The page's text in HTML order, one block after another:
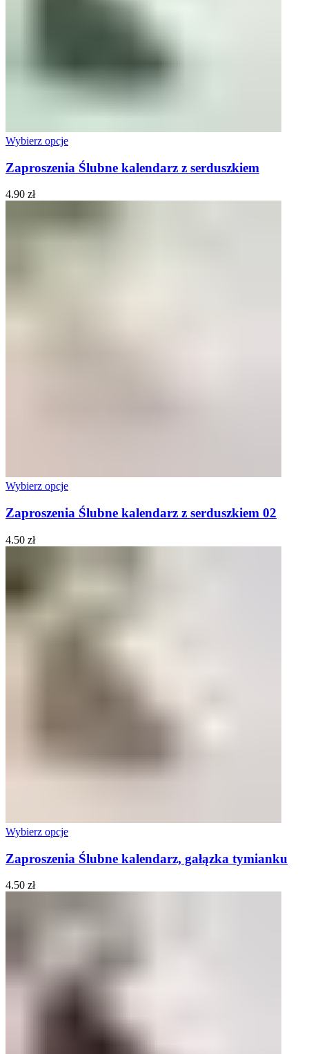
Wybierz opcje
Zaproszenia Ślubne kalendarz z serduszkiem
4.90 zł
Wybierz opcje
Zaproszenia Ślubne kalendarz z serduszkiem 02
4.50 zł
Wybierz opcje
Zaproszenia Ślubne kalendarz, gałązka tymianku
4.50 zł